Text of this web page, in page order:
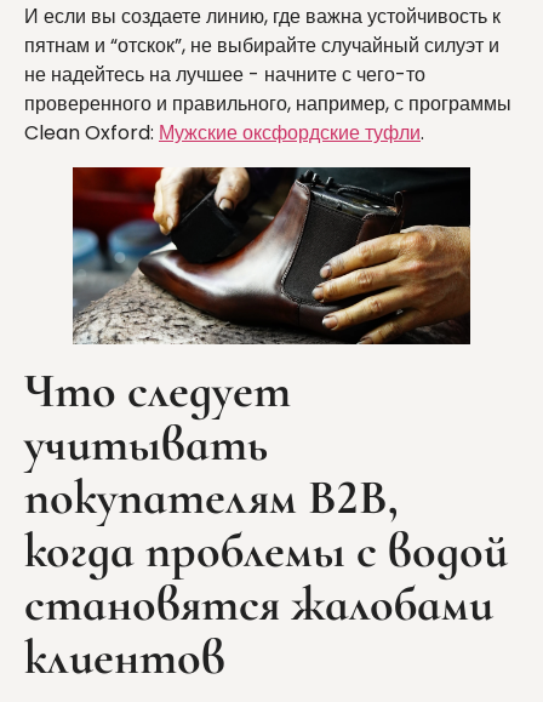
И если вы создаете линию, где важна устойчивость к
пятнам и “отскок”, не выбирайте случайный силуэт и
не надейтесь на лучшее - начните с чего-то
проверенного и правильного, например, с программы
Clean Oxford: Мужские оксфордские туфли.
Что следует
учитывать
покупателям B2B,
когда проблемы с водой
становятся жалобами
клиентов